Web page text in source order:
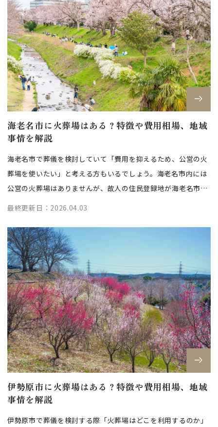
海老名市に火葬場はある？特徴や費用相場、地域
事情を解説
海老名市で葬儀を検討していて「費用を抑えるため、公営の火
葬場を使いたい」と考える方もいるでしょう。海老名市内には
公営の火葬場はありませんが、故人の住民登録地が海老名市に
ある場合、市外の火葬場を割安な組...
最終更新日：2026.04.03
伊勢原市に火葬場はある？特徴や費用相場、地域
事情を解説
伊勢原市で葬儀を検討する際「火葬場はどこを利用するのか」